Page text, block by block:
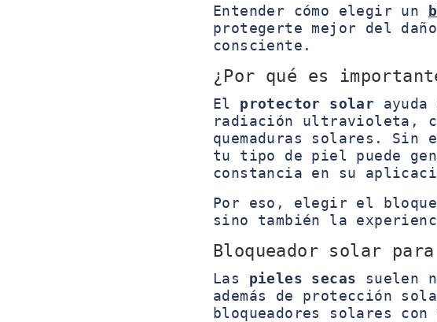
Entender cómo elegir un
protegerte mejor del
consciente.
¿Por qué es
El protector solar
radiación ultravioleta,
quemaduras solares. Sin
tu tipo de piel puede
constancia en su
Por eso, elegir el
sino también la
Bloqueador solar
Las pieles secas suelen
además de protección
bloqueadores solares